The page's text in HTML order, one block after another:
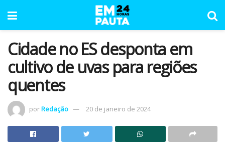
Cidade no ES desponta em
cultivo de uvas para regiões
quentes
porRedação 20 de janeiro de 2024